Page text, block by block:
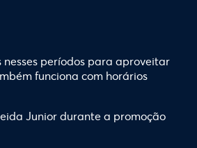
períodos para aproveitar
funciona com horários
Junior durante a promoção